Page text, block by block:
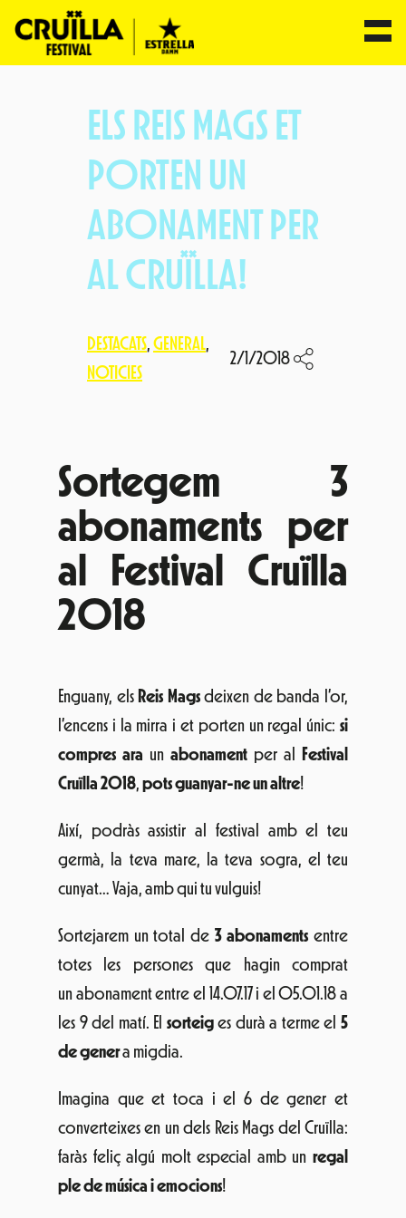
ELS REIS MAGS ET
PORTEN UN
ABONAMENT PER
AL CRUÏLLA!
DESTACATS, GENERAL
NOTICIES
2/1/2018
Sortegem 3
abonaments per
al Festival Cruïlla
2018
Enguany, els Reis Magsdeixen de banda l’or,
l’encens i la mirra i et porten un regal únic: si
compres ara un abonament per al
Festival
Cruïlla 2018, pots guanyar-ne un altre!
Així, podràs assistir al festival amb el teu
germà, la teva mare, la teva sogra, el teu
cunyat… Vaja, amb qui tu vulguis!
Sortejarem un total de 3 abonaments entre
totes les persones que hagin comprat
un abonament entre el 14.07.17 i el 05.01.18 a
les 9 del matí. El sorteiges durà a terme el5
de genera migdia.
Imagina que et toca i el 6 de gener et
converteixes en un dels Reis Mags del Cruïlla:
faràs feliç algú molt especial amb un regal
ple de música i emocions!